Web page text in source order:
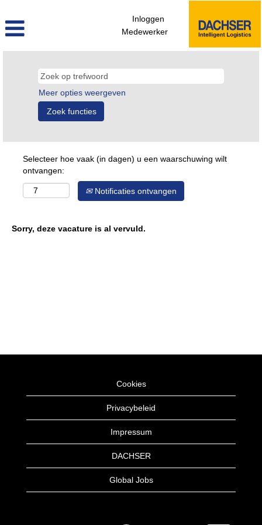
Inloggen
Medewerker
Meer opties weergeven
Selecteer hoe vaak (in dagen) u een waarschuwing wilt
ontvangen:
Notificaties ontvangen
Sorry, deze vacature is al vervuld.
Cookies
Privacybeleid
Impressum
DACHSER
Global Jobs